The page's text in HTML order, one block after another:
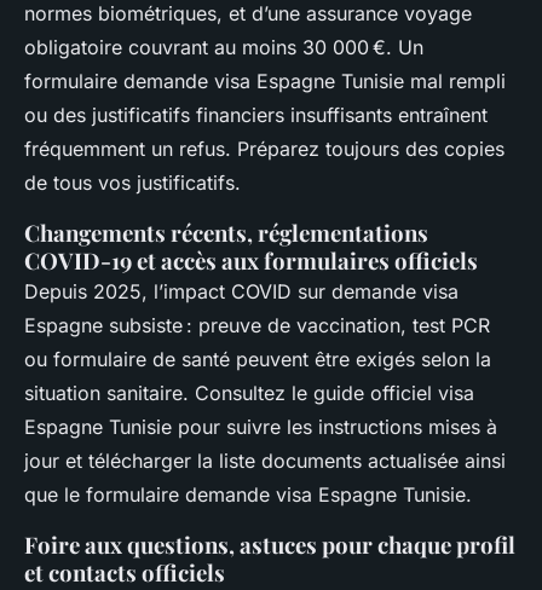
normes biométriques, et d’une assurance voyage
obligatoire couvrant au moins 30 000 €. Un
formulaire demande visa Espagne Tunisie mal rempli
ou des justificatifs financiers insuffisants entraînent
fréquemment un refus. Préparez toujours des copies
de tous vos justificatifs.
Changements récents, réglementations
COVID-19 et accès aux formulaires officiels
Depuis 2025, l’impact COVID sur demande visa
Espagne subsiste : preuve de vaccination, test PCR
ou formulaire de santé peuvent être exigés selon la
situation sanitaire. Consultez le guide officiel visa
Espagne Tunisie pour suivre les instructions mises à
jour et télécharger la liste documents actualisée ainsi
que le formulaire demande visa Espagne Tunisie.
Foire aux questions, astuces pour chaque profil
et contacts officiels